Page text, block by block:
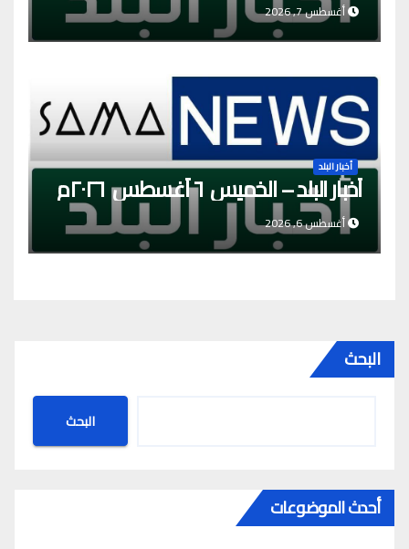
أغسطس 7, 2026
أخبار البلد
أخبار البلد – الخميس ٦ أغسطس ٢٠٢٦م
أغسطس 6, 2026
البحث
البحث
أحدث الموضوعات